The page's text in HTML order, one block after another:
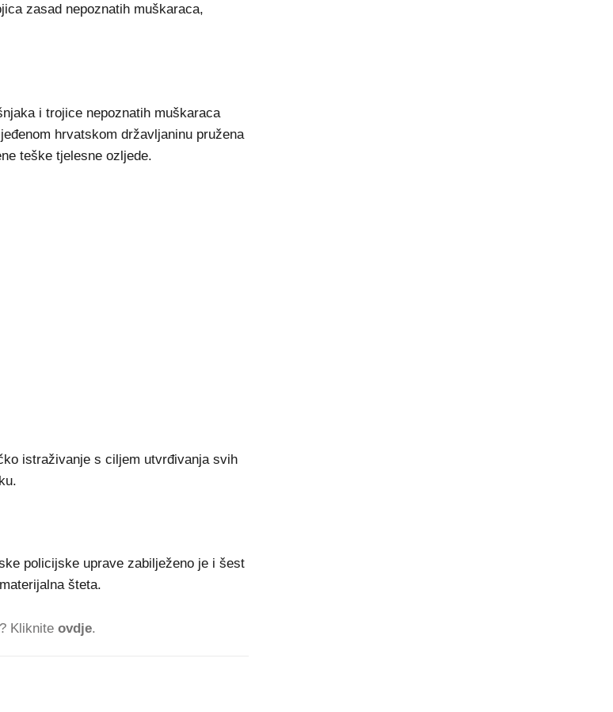
zasad nepoznatih muškaraca,
i trojice nepoznatih muškaraca
hrvatskom državljaninu pružena
teške tjelesne ozljede.
istraživanje s ciljem utvrđivanja svih
policijske uprave zabilježeno je i šest
šteta.
Kliknite ovdje.